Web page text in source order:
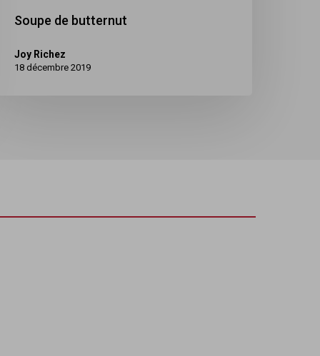
Soupe de butternut
Joy Richez
18 décembre 2019